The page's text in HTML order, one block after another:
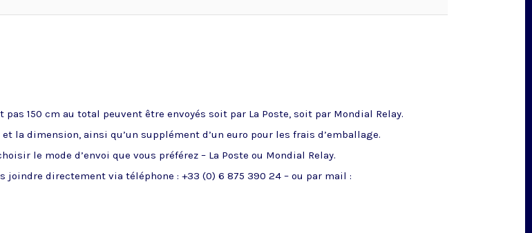
150 cm au total peuvent être envoyés soit par La Poste, soit par Mondial Relay.
la dimension, ainsi qu’un supplément d’un euro pour les frais d’emballage.
le mode d’envoi que vous préférez – La Poste ou Mondial Relay.
directement via téléphone : +33 (0) 6 875 390 24 – ou par mail :